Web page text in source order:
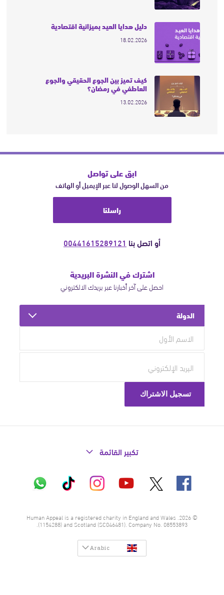
دليل هدايا العيد بميزانية اقتصادية
18.02.2026
كيف تميز بين الجوع الحقيقي والجوع
العاطفي في رمضان؟
13.02.2026
ابق على تواصل
من السهل الوصول لنا عبر الإيميل أو الهاتف
راسلنا
أو اتصل بنا 00441615289121
اشترك في النشرة البريدية
احصل على آخر أخبارنا عبر بريدك الالكتروني
الدولة
تكبير القائمة
فيسبوك يوتيوب إنستاغرام تيك
توك
واتساب
© 2026. Human Appeal is a registered charity in England and Wales
(1154288) and Scotland (SC046481). Company No. 08553893.
Arabic